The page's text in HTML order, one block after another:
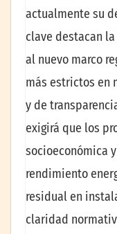
actualmente su
clave destacan
al nuevo marco
más estrictos en
y de
exigirá que los
socioeconómica
rendimiento
residual en
claridad